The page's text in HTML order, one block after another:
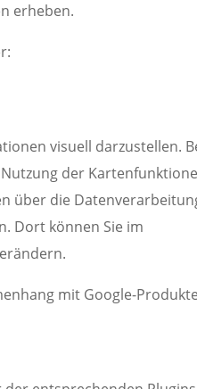
erheben.
visuell darzustellen.
der
über die
Dort können Sie im
mit Google-